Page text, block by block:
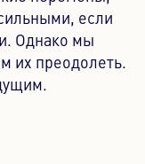
если
Однако мы
их преодолеть.